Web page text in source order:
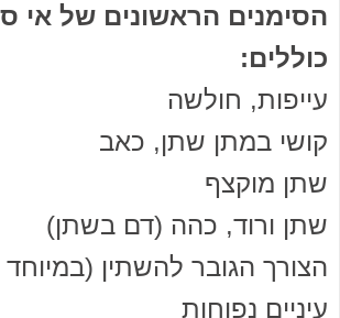
הסימנים הראשונים של אי
כוללים:
עייפות, חולשה
קושי במתן שתן, כאב
שתן מוקצף
שתן ורוד, כהה (דם בשתן)
הצורך הגובר להשתין
עיניים נפוחות